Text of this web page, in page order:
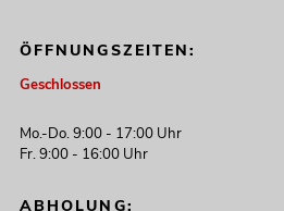
ÖFFNUNGSZEITEN:
Geschlossen
Mo.-Do. 9:00 - 17:00 Uhr
Fr. 9:00 - 16:00 Uhr
ABHOLUNG: